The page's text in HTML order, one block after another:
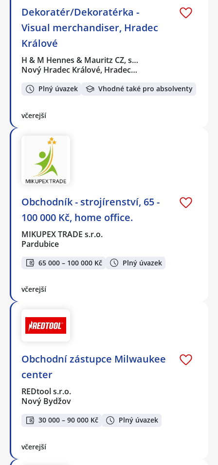
Dekoratér/Dekoratérka -
Visual merchandiser, Hradec
Králové
H & M Hennes & Mauritz CZ, s…
Nový Hradec Králové, Hradec…
Plný úvazek Vhodné také pro absolventy
včerejší
Obchodník - strojírenství, 65 -
100 000 Kč, home office.
MIKUPEX TRADE s.r.o.
Pardubice
65 000 – 100 000 Kč Plný úvazek
včerejší
Obchodní zástupce Milwaukee
center
REDtool s.r.o.
Nový Bydžov
30 000 – 90 000 Kč Plný úvazek
včerejší